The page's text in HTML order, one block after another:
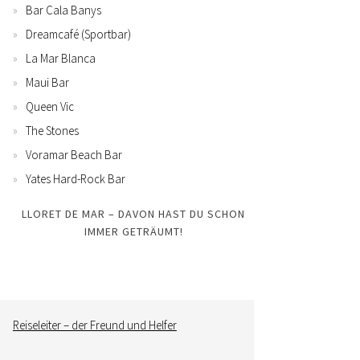
Bar Cala Banys
Dreamcafé (Sportbar)
La Mar Blanca
Maui Bar
Queen Vic
The Stones
Voramar Beach Bar
Yates Hard-Rock Bar
LLORET DE MAR – DAVON HAST DU SCHON
IMMER GETRÄUMT!
Reiseleiter – der Freund und Helfer